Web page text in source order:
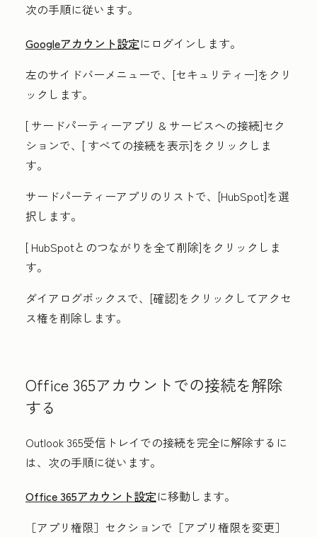
次の手順に従います。
Googleアカウント設定にログインします。
左のサイドバーメニューで、[セキュリティー]をクリ
ックします。
[ サードパーティーアプリ & サービスへの接続]セク
ションで、[ すべての接続を表示]をクリックしま
す。
サードパーティーアプリのリストで、[HubSpot]を選
択します。
[ HubSpotとのつながりを全て削除]をクリックしま
す。
ダイアログボックスで、[確認]をクリックしてアクセ
ス権を削除します。
Office 365アカウントでの接続を解除
する
Outlook 365受信トレイでの接続を完全に解除するに
は、次の手順に従います。
Office 365アカウント設定に移動します。
［アプリ権限］セクションで ［アプリ権限を変更］